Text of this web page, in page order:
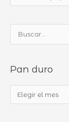
i
s
e
c
c
p
Pan duro
a